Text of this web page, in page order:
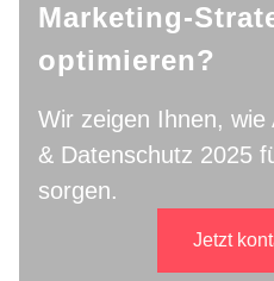
Marketing-
optimieren?
Wir zeigen Ihnen, wie
& Datenschutz 2025
sorgen.
Jetzt